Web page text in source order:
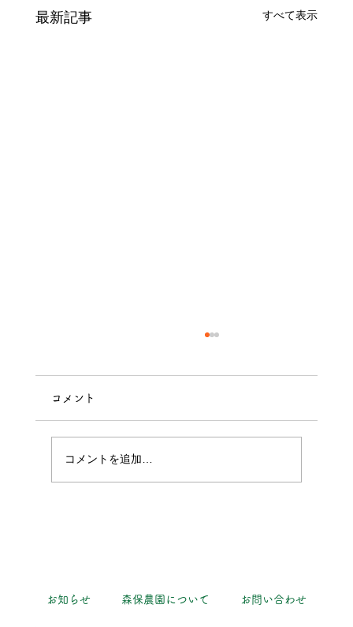
最新記事 すべて表示
パプリカ獲れた！
コメント
コメントを追加…
お知らせ 森保農園について お問い合わせ